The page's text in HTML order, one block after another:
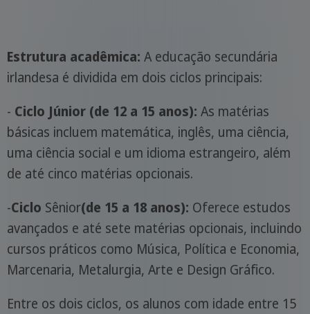
Estrutura acadêmica: A educação secundária
irlandesa é dividida em dois ciclos principais:
- Ciclo Júnior (de 12 a 15 anos): As matérias
básicas incluem matemática, inglês, uma ciência,
uma ciência social e um idioma estrangeiro, além
de até cinco matérias opcionais.
-Ciclo Sênior(de 15 a 18 anos): Oferece estudos
avançados e até sete matérias opcionais, incluindo
cursos práticos como Música, Política e Economia,
Marcenaria, Metalurgia, Arte e Design Gráfico.
Entre os dois ciclos, os alunos com idade entre 15